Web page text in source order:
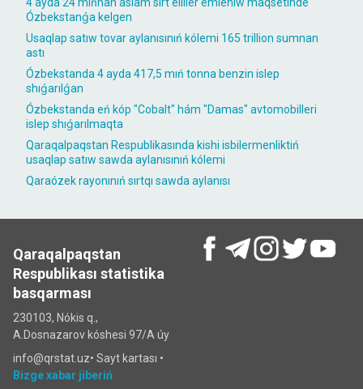
4 ayda 24 mıńnan aslam sırt elliler emleniw maqsetinde
Ózbekstanǵa kelgen
Usaqlap satıw tovar aylanısınıń kólemi 165 trillion sumnan
astı
Ózbekstanda 4 ayda 417,5 mıń tonna benzin islep
shıǵarılǵan
Ózbekstanda eń kóp "Cobalt" hám "Damas" avtomobilleri
islep shıǵarılmaqta
Qaraqalpaqstan Respublikasında kishi isbilermenliktiń
usaqlap satıw sawda aylanısınıń kólemi
Qaraózek rayonınıń sırtqı sawda aylanısı
Qaraqalpaqstan
Respublikası statistika
basqarması
230103, Nókis q.,
A.Dosnazarov kóshesi 97/A úy
info@qrstat.uz• Sayt kartası •
Bizge xabar jiberiń